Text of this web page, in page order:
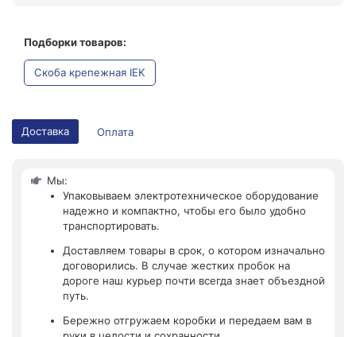
Подборки товаров:
Скоба крепежная IEK
Доставка Оплата
Мы:
Упаковываем электротехническое оборудование
надежно и компактно, чтобы его было удобно
транспортировать.
Доставляем товары в срок, о котором изначально
договорились. В случае жестких пробок на
дороге наш курьер почти всегда знает объездной
путь.
Бережно отгружаем коробки и передаем вам в